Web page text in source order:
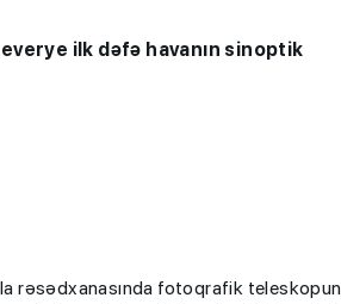
ilk dəfə havanın sinoptik
rəsədxanasında fotoqrafik teleskopun